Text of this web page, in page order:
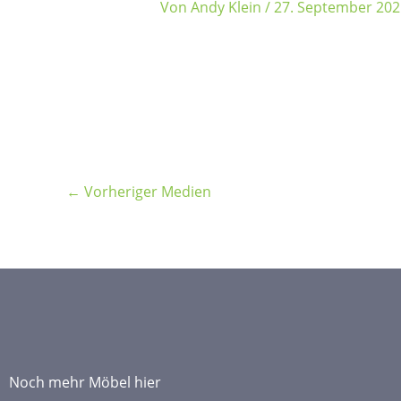
Von Andy Klein /27. September
← Vorheriger Medien
Noch mehr Möbel hier